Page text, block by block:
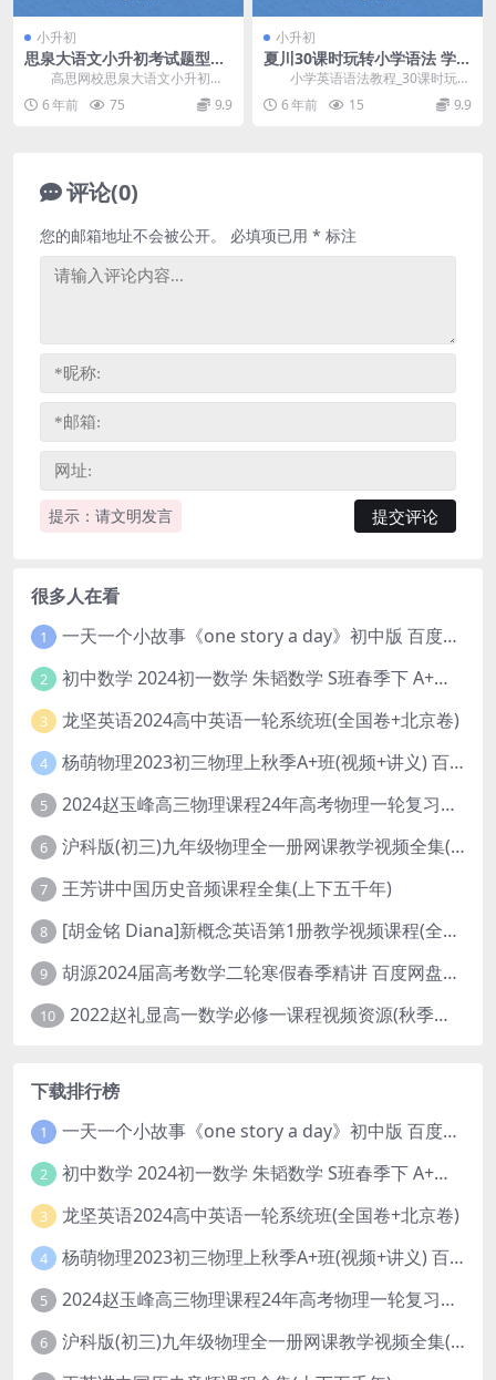
小升初
思泉大语文小升初考试题型讲
座（超清27讲+讲义打包）百
度网盘
高思网校思泉大语文小升初语
文冲刺班视频课程视频教程教学视
频。传统语文—照本宣...
6 年前 75 9.9
小升初
夏川30课时玩转小学语法 学而
思网校（全30讲高清打包）百
度网盘
小学英语语法教程_30课时玩转
小学语法，夏川，学而思小升初英
语教学专家，教授...
6 年前 15 9.9
评论(0)
提示：请文明发言
您的邮箱地址不会被公开。 必填项已用 * 标注
很多人在看
1 一天一个小故事《one story a day》初中版 百度网盘分享下载
2 初中数学 2024初一数学 朱韬数学 S班春季下 A+班春季下 百度云网盘
3 龙坚英语2024高中英语一轮系统班(全国卷+北京卷)
4 杨萌物理2023初三物理上秋季A+班(视频+讲义) 百度网盘分享
5 2024赵玉峰高三物理课程24年高考物理一轮复习网课教程
6 沪科版(初三)九年级物理全一册网课教学视频全集(录播版 杜春雨 66讲)
7 王芳讲中国历史音频课程全集(上下五千年)
8 [胡金铭 Diana]新概念英语第1册教学视频课程(全集 百度网盘下载)
9 胡源2024届高考数学二轮寒假春季精讲 百度网盘分享
10 2022赵礼显高一数学必修一课程视频资源(秋季班 含讲义)百度网盘云
下载排行榜
1 一天一个小故事《one story a day》初中版 百度网盘分享下载
2 初中数学 2024初一数学 朱韬数学 S班春季下 A+班春季下 百度云网盘
3 龙坚英语2024高中英语一轮系统班(全国卷+北京卷)
4 杨萌物理2023初三物理上秋季A+班(视频+讲义) 百度网盘分享
5 2024赵玉峰高三物理课程24年高考物理一轮复习网课教程
6 沪科版(初三)九年级物理全一册网课教学视频全集(录播版 杜春雨 66讲)